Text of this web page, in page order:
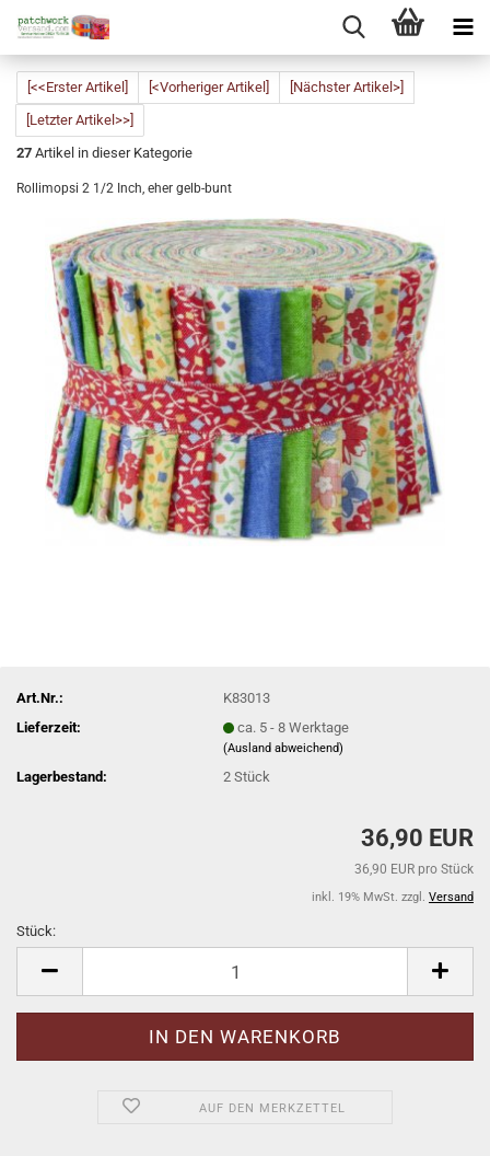
[<<Erster Artikel] [<Vorheriger Artikel]
[Nächster Artikel>]
[Letzter Artikel>>]
27 Artikel in dieser Kategorie
Rollimopsi 2 1/2 Inch, eher gelb-bunt
Art.Nr.:
K83013
Lieferzeit:
ca. 5 - 8 Werktage
(Ausland abweichend)
Lagerbestand: 2Stück
36,90 EUR
36,90 EUR pro Stück
inkl. 19% MwSt. zzgl. Versand
Stück:
AUF DEN MERKZETTEL